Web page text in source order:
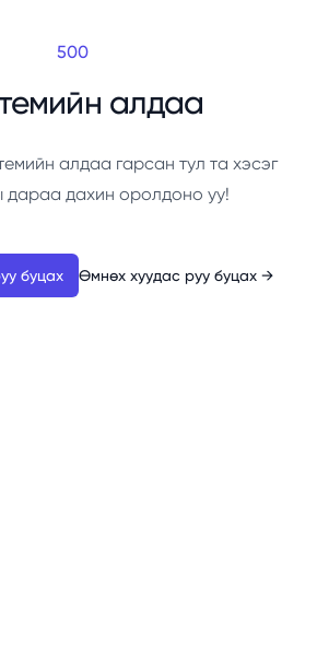
500
алдаа
алдаа гарсан тул та хэсэг
дараа дахин оролдоно уу!
буцах Өмнөх хуудас руу буцах →